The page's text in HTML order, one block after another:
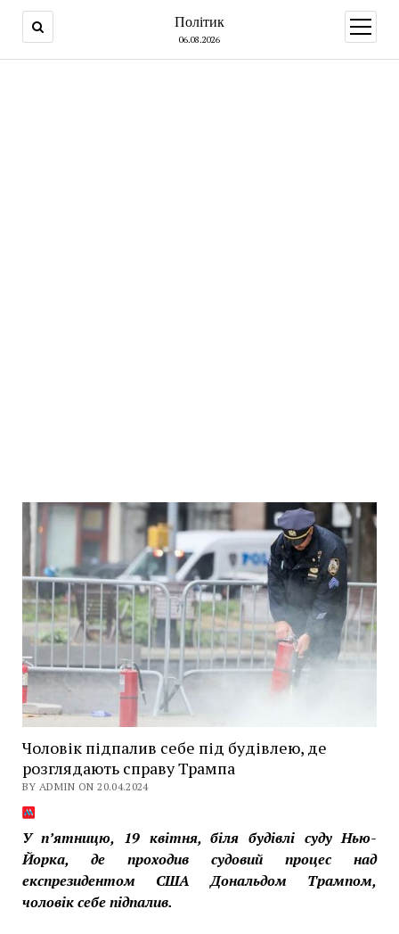
Політик
06.08.2026
open
menu
Чоловік підпалив себе під будівлею, де
розглядають справу Трампа
BY ADMIN ON 20.04.2024
У п’ятницю, 19 квітня, біля будівлі суду Нью-
Йорка, де проходив судовий процес над
експрезидентом США Дональдом Трампом,
чоловік себе підпалив.